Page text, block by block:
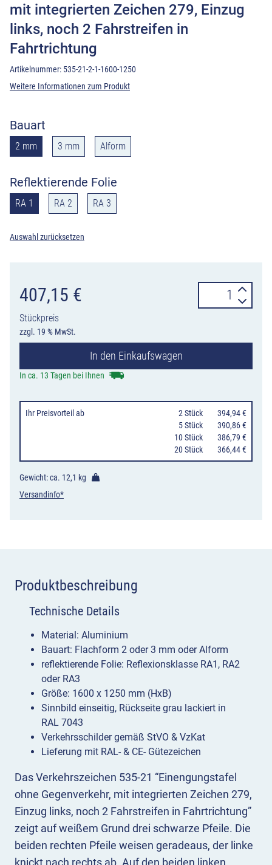
mit integrierten Zeichen 279, Einzug
links, noch 2 Fahrstreifen in
Fahrtrichtung
Artikelnummer: 535-21-2-1-1600-1250
Weitere Informationen zum Produkt
Bauart
2 mm 3 mm Alform
Reflektierende Folie
RA 1 RA 2 RA 3
Auswahl zurücksetzen
407,15 €
Stückpreis
zzgl. 19 % MwSt.
535-
integrierten
Zeichen
279,
Einzug
In den Einkaufswagen
In ca. 13 Tagen bei Ihnen
Ihr Preisvorteil ab 2 Stück
394,94 €
5 Stück
390,86 €
10 Stück
386,79 €
20 Stück
366,44 €
Gewicht: ca. 12,1 kg
Versandinfo*
Produktbeschreibung
Das Verkehrszeichen 535-21 “Einengungstafel
ohne Gegenverkehr, mit integrierten Zeichen 279,
Einzug links, noch 2 Fahrstreifen in Fahrtrichtung”
zeigt auf weißem Grund drei schwarze Pfeile. Die
beiden rechten Pfeile weisen geradeaus, der linke
knickt nach rechts ab. Auf den beiden linken
Technische Details
Material: Aluminium
Bauart: Flachform 2 oder 3 mm oder Alform
reflektierende Folie: Reflexionsklasse RA1, RA2
oder RA3
Größe: 1600 x 1250 mm (HxB)
Sinnbild einseitig, Rückseite grau lackiert in
RAL 7043
Verkehrsschilder gemäß StVO & VzKat
Lieferung mit RAL- & CE- Gütezeichen